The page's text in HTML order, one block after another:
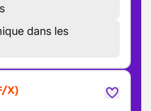
dans les
X)